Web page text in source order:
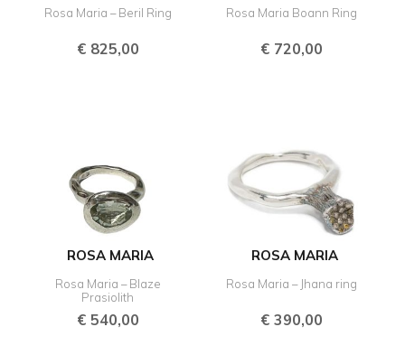
Rosa Maria – Beril Ring
€825,00
Rosa Maria Boann Ring
€ 720,00
ROSA MARIA
Rosa Maria – Blaze
Prasiolith
€540,00
ROSA MARIA
Rosa Maria – Jhana ring
€ 390,00